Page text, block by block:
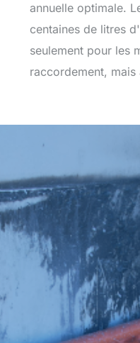
annuelle optimale.
centaines de litres
seulement pour les
raccordement,